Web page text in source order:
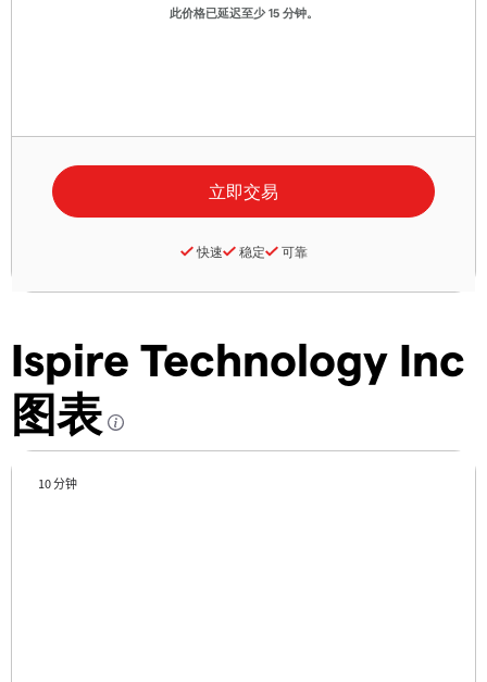
Ispire Technology Inc
图表
10 分钟
此价格已延迟至少 15 分钟。
快速 稳定 可靠